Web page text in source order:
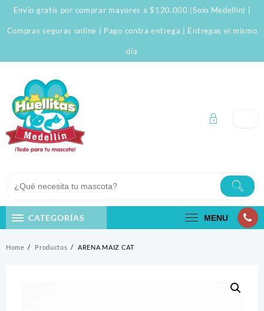
Skip
content
Envío gratis por comprar mayores a $120.000 (Solo Medellín) |
Compras seguras online | Pago contra entrega | Entregas el mismo
día
CATEGORÍAS MENU
Home Productos ARENA MAIZ CAT